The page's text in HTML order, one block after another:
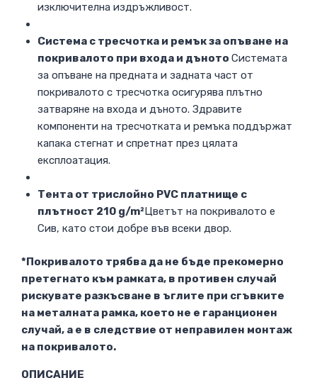
изключителна издръжливост.
Система с тресчотка и ремък за опъване на
покривалото при входа и дъното Системата
за опъване на предната и задната част от
покривалото с тресчотка осигурява плътно
затваряне на входа и дъното. Здравите
компоненти на тресчотката и ремъка поддържат
капака стегнат и спретнат през цялата
експлоатация.
Тента от трислойно PVC платнище с
плътност 210 g/m²Цветът на покривалото е
Сив, като стои добре във всеки двор.
*Покривалото трябва да не бъде прекомерно
претегнато към рамката, в противен случай
рискувате разкъсване в ъглите при сгъвките
на металната рамка, което не е гаранционен
случай, а е в следствие от неправилен монтаж
на покривалото.
ОПИСАНИЕ